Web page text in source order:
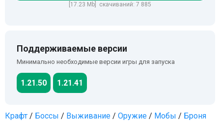
[17.23 Mb] скачиваний: 7 885
Поддерживаемые версии
Минимально необходимые версии игры для запуска
1.21.50 1.21.41
Крафт / Боссы / Выживание / Оружие / Мобы / Броня